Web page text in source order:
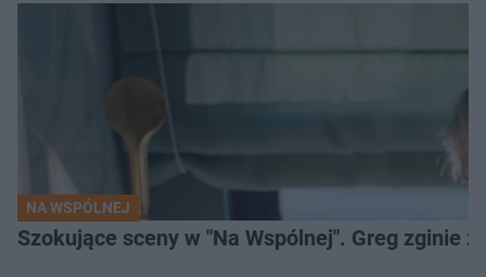
NA WSPÓLNEJ
Szokujące sceny w "Na Wspólnej". Greg zginie z